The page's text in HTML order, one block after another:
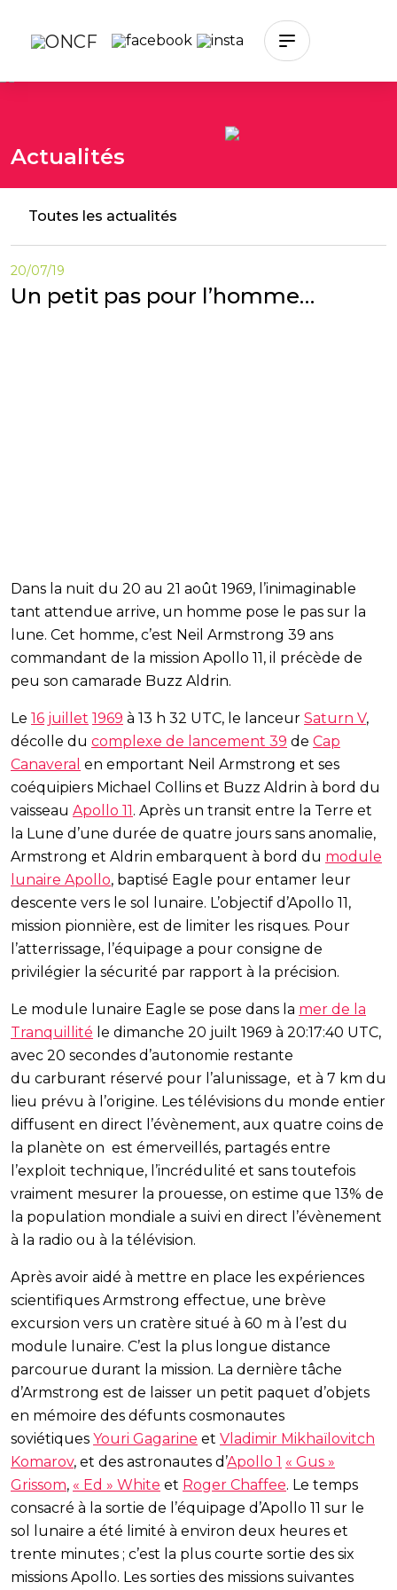
Actualités
Toutes les actualités
20/07/19
Un petit pas pour l’homme…
Dans la nuit du 20 au 21 août 1969, l’inimaginable
tant attendue arrive, un homme pose le pas sur la
lune. Cet homme, c’est Neil Armstrong 39 ans
commandant de la mission Apollo 11, il précède de
peu son camarade Buzz Aldrin.
Le 16 juillet 1969 à 13 h 32 UTC, le lanceur Saturn V,
décolle du complexe de lancement 39 de Cap
Canaveral en emportant Neil Armstrong et ses
coéquipiers Michael Collins et Buzz Aldrin à bord du
vaisseau Apollo 11. Après un transit entre la Terre et
la Lune d’une durée de quatre jours sans anomalie,
Armstrong et Aldrin embarquent à bord du module
lunaire Apollo, baptisé Eagle pour entamer leur
descente vers le sol lunaire. L’objectif d’Apollo 11,
mission pionnière, est de limiter les risques. Pour
l’atterrissage, l’équipage a pour consigne de
privilégier la sécurité par rapport à la précision.
Le module lunaire Eagle se pose dans la mer de la
Tranquillité le dimanche 20 juilt 1969 à 20:17:40 UTC,
avec 20 secondes d’autonomie restante
du carburant réservé pour l’alunissage, et à 7 km du
lieu prévu à l’origine. Les télévisions du monde entier
diffusent en direct l’évènement, aux quatre coins de
la planète on est émerveillés, partagés entre
l’exploit technique, l’incrédulité et sans toutefois
vraiment mesurer la prouesse, on estime que 13% de
la population mondiale a suivi en direct l’évènement
à la radio ou à la télévision.
Après avoir aidé à mettre en place les expériences
scientifiques Armstrong effectue, une brève
excursion vers un cratère situé à 60 m à l’est du
module lunaire. C’est la plus longue distance
parcourue durant la mission. La dernière tâche
d’Armstrong est de laisser un petit paquet d’objets
en mémoire des défunts cosmonautes
soviétiques Youri Gagarine et Vladimir Mikhaïlovitch
Komarov, et des astronautes d’Apollo 1 « Gus »
Grissom, « Ed » White et Roger Chaffee. Le temps
consacré à la sortie de l’équipage d’Apollo 11 sur le
sol lunaire a été limité à environ deux heures et
trente minutes ; c’est la plus courte sortie des six
missions Apollo. Les sorties des missions suivantes